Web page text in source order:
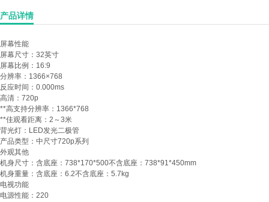
产品详情
屏幕性能
屏幕尺寸： 32英寸
屏幕比例： 16:9
分辨率： 1366×768
反应时间： 0.000ms
高清： 720p
**高支持分辨率： 1366*768
**佳观看距离： 2～3米
背光灯： LED发光二极管
产品类型： 中尺寸720p系列
外观其他
机身尺寸： 含底座：738*170*500不含底座：738*91*450mm
机身重量： 含底座：6.2不含底座：5.7kg
电视功能
电源性能： 220